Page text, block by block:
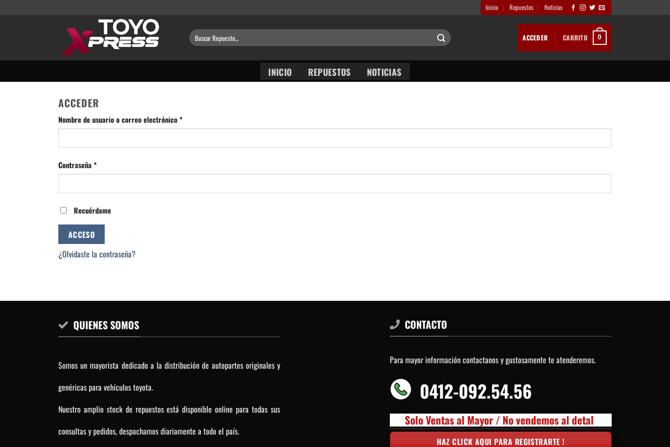
Inicio Repuestos Noticias
Buscar
por:
ACCEDER CARRITO 0
INICIO REPUESTOS NOTICIAS
ACCEDER
Nombre de usuario o correo electrónico*Obligatorio
Contraseña *Obligatorio
Recuérdame
ACCESO
¿Olvidaste la contraseña?
QUIENES SOMOS
Somos un mayorista dedicado a la distribución de autopartes originales y
genéricas para vehículos toyota.
Nuestro amplio stock de repuestos está disponible online para todas sus
consultas y pedidos, despachamos diariamente a todo el país.
CONTACTO
Para mayor información contactanos y gustosamente te atenderemos.
0412-092.54.56
Solo Ventas al Mayor / No vendemos al detal
HAZ CLICK AQUI PARA REGISTRARTE !